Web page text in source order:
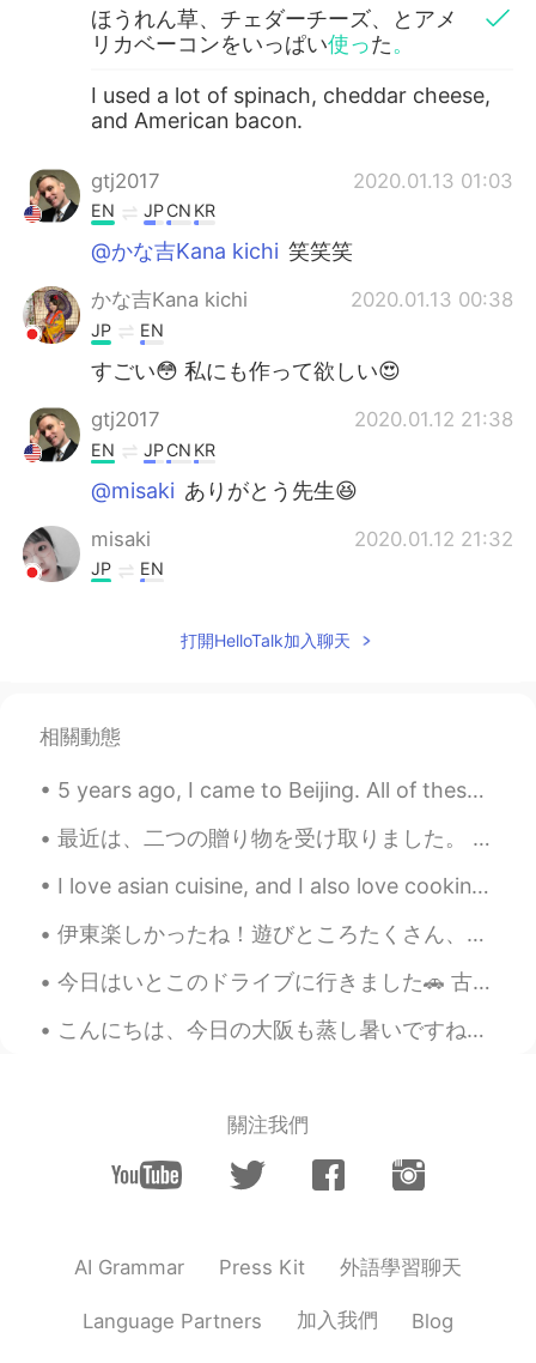
ほうれん草、チェダーチーズ、とアメ
リカベーコンをいっぱい使った。
I used a lot of spinach, cheddar cheese,
and American bacon.
gtj2017 2020.01.13 01:03
EN JPCN KR
@かな吉Kana kichi 笑笑笑
かな吉Kana kichi 2020.01.13 00:38
JP EN
すごい😳 私にも作って欲しい😍
gtj2017 2020.01.12 21:38
EN JPCN KR
@misaki ありがとう先生😆
misaki 2020.01.12 21:32
JP EN
打開HelloTalk加入聊天
相關動態
5 years ago, I came to Beijing. All of these pictures were taken in 2016. I miss when La Bamba ...
最近は、二つの贈り物を受け取りました。 贈り物は蝋燭と茶碗です。蝋燭は、両親によって沖縄で疲れました。中に貝がたくさん入っています!茶碗は、台湾の友達のお土産です。２頭の海豚が茶碗の中で泳いでい...
I love asian cuisine, and I also love cooking new foods! Today I tried making Dorayaki! It also h...
伊東楽しかったね！遊びところたくさん、あって、食べ物も悪くなかった。天気も出かけ絶好だったね。また伊豆に行って遊びたいなあ。下田とか、白浜ビーチとか 残念ながら明日は仕事。。でもすぐ4連休が...
こんにちは、今日の大阪も蒸し暑いですね。💕皆さんの体調は大丈夫ですか？私は元気です。✨夜寝る時、エアコンを使わず、ぐっすり眠れます。 ちなみに、仕事の休憩中に日本語を勉強しました。📝書いた日本語...
關注我們
AI Grammar Press Kit 外語學習聊天
Language Partners 加入我們 Blog